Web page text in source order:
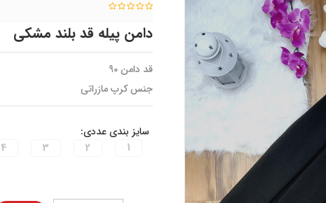
دامن پیله قد بلند مشکی
قد دامن 90
جنس کرپ مازراتی
سایز بندی عددی:
1
2
3
4